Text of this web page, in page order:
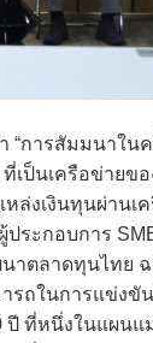
“การสัมมนาใ
ป็นเครือข่ายข
งเงินทุนผ่านเ
ระกอบการ
ลาดทุนไทย ฉ
ถในการแข่ง
ที่หนึ่งในแผน